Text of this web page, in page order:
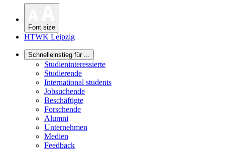
Font size
HTWK Leipzig
Schnelleinstieg für ...
Studieninteressierte
Studierende
International students
Jobsuchende
Beschäftigte
Forschende
Alumni
Unternehmen
Medien
Feedback